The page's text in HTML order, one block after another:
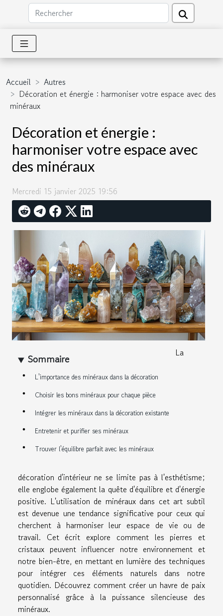
Accueil
Autres
Décoration et énergie : harmoniser votre espace avec des
minéraux
Décoration et énergie :
harmoniser votre espace avec
des minéraux
Mercredi 15 janvier 2025 19:56
Sommaire
L'importance des minéraux dans la décoration
Choisir les bons minéraux pour chaque pièce
Intégrer les minéraux dans la décoration existante
Entretenir et purifier ses minéraux
Trouver l'équilibre parfait avec les minéraux
La
décoration d'intérieur ne se limite pas à l'esthétisme;
elle englobe également la quête d'équilibre et d'énergie
positive. L'utilisation de minéraux dans cet art subtil
est devenue une tendance significative pour ceux qui
cherchent à harmoniser leur espace de vie ou de
travail. Cet écrit explore comment les pierres et
cristaux peuvent influencer notre environnement et
notre bien-être, en mettant en lumière des techniques
pour intégrer ces éléments naturels dans notre
quotidien. Découvrez comment créer un havre de paix
personnalisé grâce à la puissance silencieuse des
minéraux.